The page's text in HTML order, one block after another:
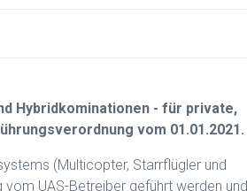
Hybridkominationen - für private,
vom 01.01.2021.
(Multicopter, Starrflügler und
UAS-Betreiber geführt werden und